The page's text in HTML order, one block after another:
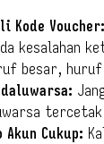
Kode Voucher:
kesalahan
besar, huruf
Cukup: